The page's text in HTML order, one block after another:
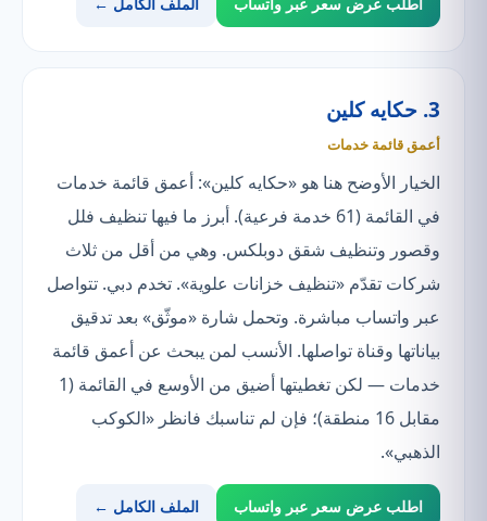
3. حكايه كلين
أعمق قائمة خدمات
الخيار الأوضح هنا هو «حكايه كلين»: أعمق قائمة خدمات
في القائمة (61 خدمة فرعية). أبرز ما فيها تنظيف فلل
وقصور وتنظيف شقق دوبلكس. وهي من أقل من ثلاث
شركات تقدّم «تنظيف خزانات علوية». تخدم دبي. تتواصل
عبر واتساب مباشرة. وتحمل شارة «موثّق» بعد تدقيق
بياناتها وقناة تواصلها. الأنسب لمن يبحث عن أعمق قائمة
خدمات — لكن تغطيتها أضيق من الأوسع في القائمة (1
مقابل 16 منطقة)؛ فإن لم تناسبك فانظر «الكوكب
الذهبي».
اطلب عرض سعر عبر واتساب الملف الكامل ←